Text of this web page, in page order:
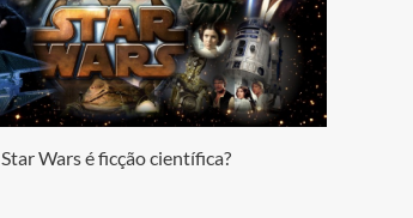
Star Wars é ficção científica?